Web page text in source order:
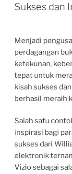
Sukses dan
Menjadi
perdagangan
ketekunan,
tepat untuk
kisah sukses
berhasil meraih
Salah satu
inspirasi bagi
sukses dari
elektronik
Vizio sebagai